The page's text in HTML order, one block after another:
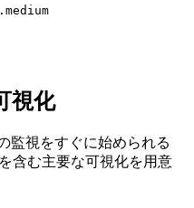
視化
監視をすぐに始められる
含む主要な可視化を用意